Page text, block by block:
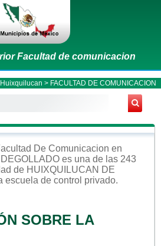
Facultad de comunicacion
> FACULTAD DE COMUNICACION
De Comunicacion en
es una de las 243
de HUIXQUILUCAN DE
escuela de control privado.
SOBRE LA